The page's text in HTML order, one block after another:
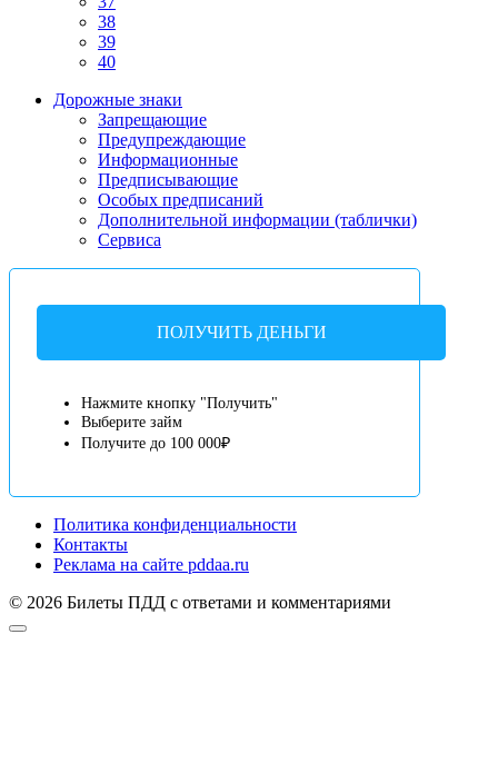
38
39
40
Дорожные знаки
Запрещающие
Предупреждающие
Информационные
Предписывающие
Особых предписаний
Дополнительной информации (таблички)
Сервиса
ПОЛУЧИТЬ ДЕНЬГИ
Нажмите кнопку "Получить"
Выберите займ
Получите до 100 000₽
Политика конфиденциальности
Контакты
Реклама на сайте pddaa.ru
© 2026 Билеты ПДД с ответами и комментариями